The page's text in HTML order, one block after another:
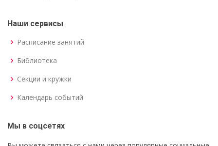
Наши сервисы
Расписание занятий
Библиотека
Секции и кружки
Календарь событий
Мы в соцсетях